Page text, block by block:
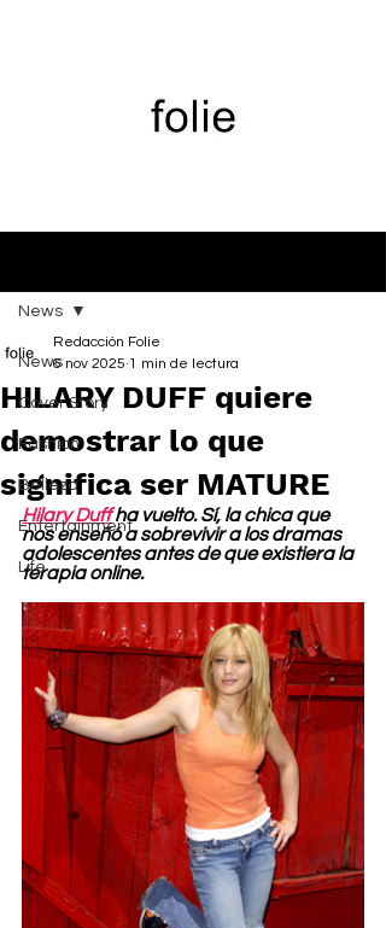
News
Cover Story
Fashion
Belleza
Entertainment
Life
News
HILARY DUFF quiere
demostrar lo que
significa ser MATURE
Redacción Folie
6 nov 2025 1 min de lectura
Hilary Duff ha vuelto. Sí, la chica que
nos enseñó a sobrevivir a los dramas
adolescentes antes de que existiera la
terapia online.